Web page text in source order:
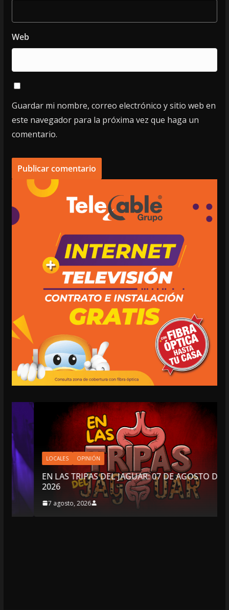
Web
Guardar mi nombre, correo electrónico y sitio web en
este navegador para la próxima vez que haga un
comentario.
LOCALES OPINIÓN
EN LAS TRIPAS DEL JAGUAR: 07 DE AGOSTO DE
2026
7 agosto, 2026